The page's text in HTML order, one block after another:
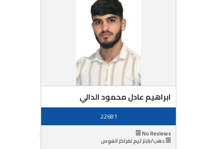
ابراهيم عادل محمود الدالي
22681
No Reviews
دهب/بابلز تيم لمراكز الغوص